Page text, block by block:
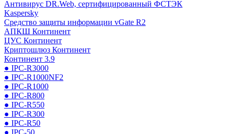
Антивирус DR.Web, сертифицированный ФСТЭК
Kaspersky
Средство защиты информации vGate R2
АПКШ Континент
ЦУС Континент
Криптошлюз Континент
Континент 3.9
● IPC-R3000
● IPC-R1000NF2
● IPC-R1000
● IPC-R800
● IPC-R550
● IPC-R300
● IPC-R50
● IPC-50